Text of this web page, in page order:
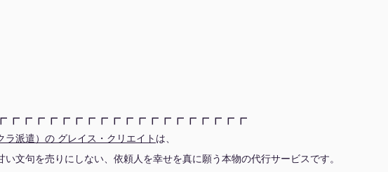
派遣）の グレイス・クリエイト は、
い文句を売りにしない、依頼人を幸せを真に願う本物の代行サービスです。